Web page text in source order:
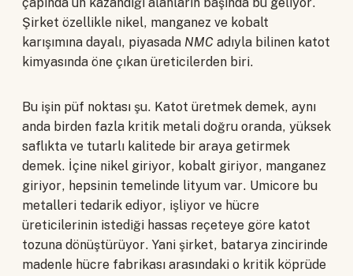
çapında ün kazandığı alanların başında bu geliyor.
Şirket özellikle nikel, manganez ve kobalt
karışımına dayalı, piyasada NMC adıyla bilinen katot
kimyasında öne çıkan üreticilerden biri.
Bu işin püf noktası şu. Katot üretmek demek, aynı
anda birden fazla kritik metali doğru oranda, yüksek
saflıkta ve tutarlı kalitede bir araya getirmek
demek. İçine nikel giriyor, kobalt giriyor, manganez
giriyor, hepsinin temelinde lityum var. Umicore bu
metalleri tedarik ediyor, işliyor ve hücre
üreticilerinin istediği hassas reçeteye göre katot
tozuna dönüştürüyor. Yani şirket, batarya zincirinde
madenle hücre fabrikası arasındaki o kritik köprüde